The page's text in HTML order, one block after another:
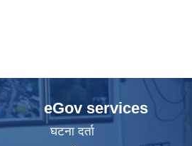
eGov services
घटना दर्ता